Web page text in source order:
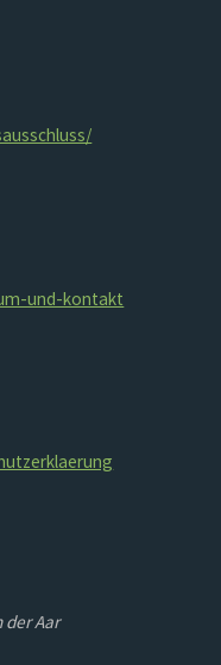
und-kontakt
Aar